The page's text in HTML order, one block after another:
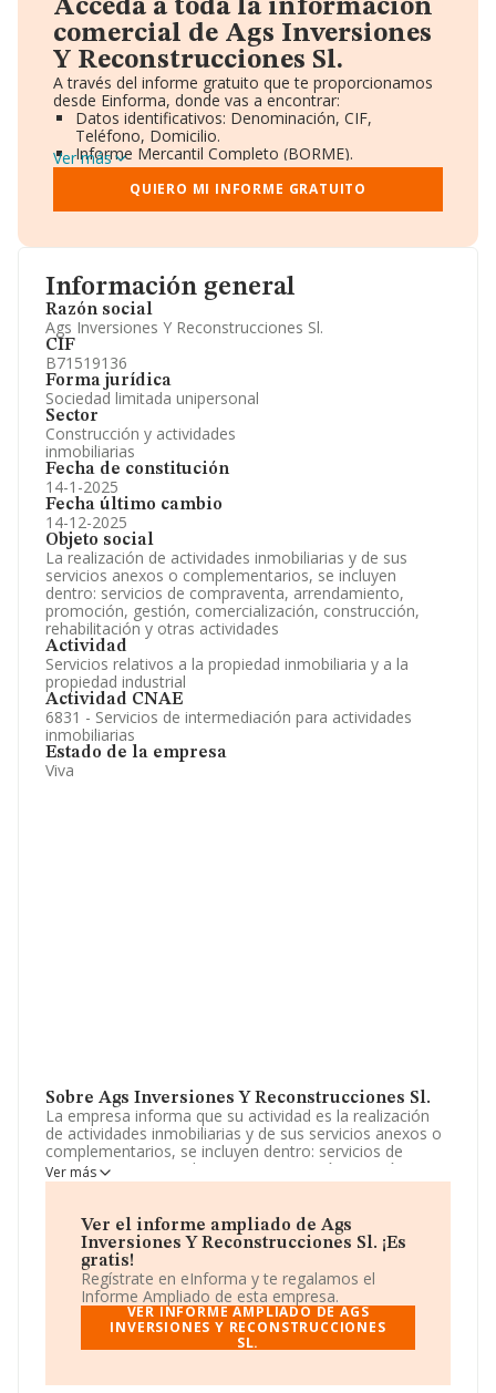
Información general
Razón social
Ags Inversiones Y Reconstrucciones Sl.
CIF
B71519136
Forma jurídica
Sociedad limitada unipersonal
Sector
Construcción y actividades
inmobiliarias
Fecha de constitución
14-1-2025
Fecha último cambio
14-12-2025
Objeto social
La realización de actividades inmobiliarias y de sus
servicios anexos o complementarios, se incluyen
dentro: servicios de compraventa, arrendamiento,
promoción, gestión, comercialización, construcción,
rehabilitación y otras actividades
Actividad
Servicios relativos a la propiedad inmobiliaria y a la
propiedad industrial
Actividad CNAE
6831 - Servicios de intermediación para actividades
inmobiliarias
Estado de la empresa
Viva
Sobre Ags Inversiones Y Reconstrucciones Sl.
La empresa informa que su actividad es la realización
de actividades inmobiliarias y de sus servicios anexos o
complementarios, se incluyen dentro: servicios de
compraventa, arrendamiento, promoción, gestión,
comercialización, construcción, rehabilitación y otras
CNAE corresponde a 6831 con código 'Agentes de la
propiedad inmobiliaria'. La empresa no tiene actividad
en mercados exteriores.
La empresaAgs Inversiones y Reconstrucciones
, con NIF B71519136, tiene domicilio fiscal en Plaza
Los Castaños núm. 3 1 C, (31010), Barañain, Navarra.
sobre 54.122 compañías, a nivel nacional la facturación
Ver más
Ver el informe ampliado de Ags
Inversiones Y Reconstrucciones Sl. ¡Es
gratis!
Regístrate en eInforma y te regalamos el
Informe Ampliado de esta empresa.
VER INFORME AMPLIADO DE AGS
INVERSIONES Y RECONSTRUCCIONES
SL.
Acceda a toda la información
comercial de Ags Inversiones
Y Reconstrucciones Sl.
A través del informe gratuito que te proporcionamos
desde Einforma, donde vas a encontrar:
Datos identificativos: Denominación, CIF,
Teléfono, Domicilio.
Informe Mercantil Completo (BORME).
Gráficos de Evolución Ventas y Empleados.
Consejo de Administración y Administradores.
Directivos y Ejecutivos.
Información oficial y registral complementaria.
Ver más
QUIERO MI INFORME GRATUITO